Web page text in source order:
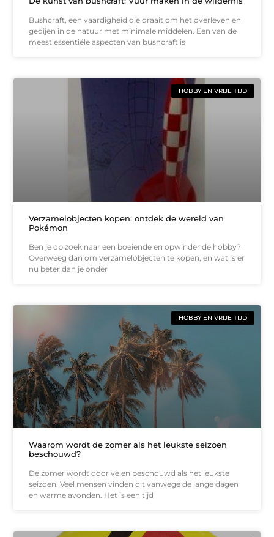
Bushcraft, een vaardigheid die draait om het overleven en
gedijen in de natuur met minimale middelen. Een van de
meest essentiële aspecten van bushcraft is
HOBBY EN VRIJE TIJD
Verzamelobjecten kopen: ontdek de wereld van
Pokémon
Ben je op zoek naar een boeiende en opwindende hobby?
Overweeg dan om verzamelobjecten te kopen, en wat is er
nu beter dan je onder
HOBBY EN VRIJE TIJD
Waarom wordt de zomer als het leukste seizoen
beschouwd?
De zomer wordt door velen beschouwd als het leukste
seizoen. Veel mensen vinden dit vanwege de lange dagen
en warme avonden. Het is een tijd